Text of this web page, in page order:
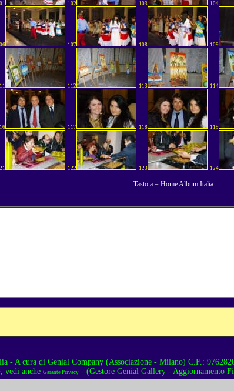
102 103 104
107 108 109
112 113 114
117 118 119
122 123 124
Tasto a = Home Album Italia
- A cura di Genial Company (Associazione - Milano) C.F.:
, vedi anche Garante Privacy - (Gestore Genial Gallery - Aggiornamento